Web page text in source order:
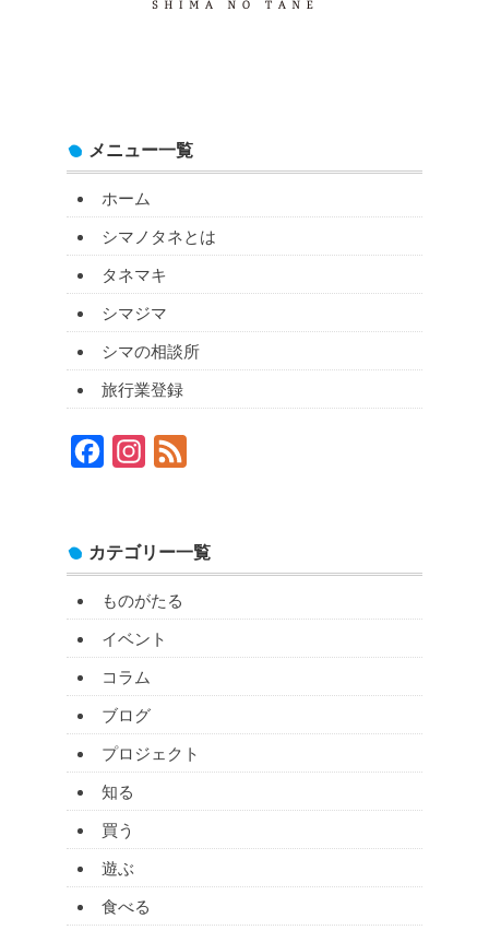
メニュー一覧
ホーム
シマノタネとは
タネマキ
シマジマ
シマの相談所
旅行業登録
FacebookInstagram
カテゴリー一覧
ものがたる
イベント
コラム
ブログ
プロジェクト
知る
買う
遊ぶ
食べる